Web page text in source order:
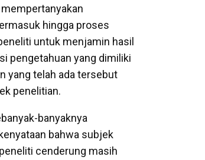
hingga proses
untuk menjamin hasil
pengetahuan yang dimiliki
yang telah ada tersebut
penelitian.
banyaknya
bahwa subjek
cenderung masih